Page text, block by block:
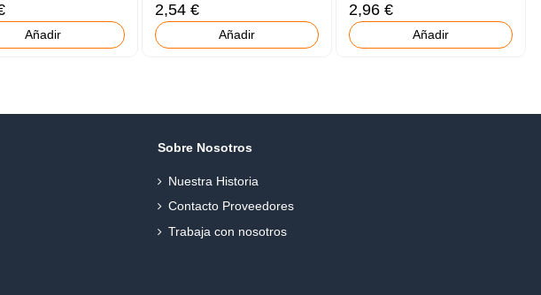
Añadir
2,54 €
Añadir
2,96 €
Añadir
Sobre Nosotros
Nuestra Historia
Contacto Proveedores
Trabaja con nosotros